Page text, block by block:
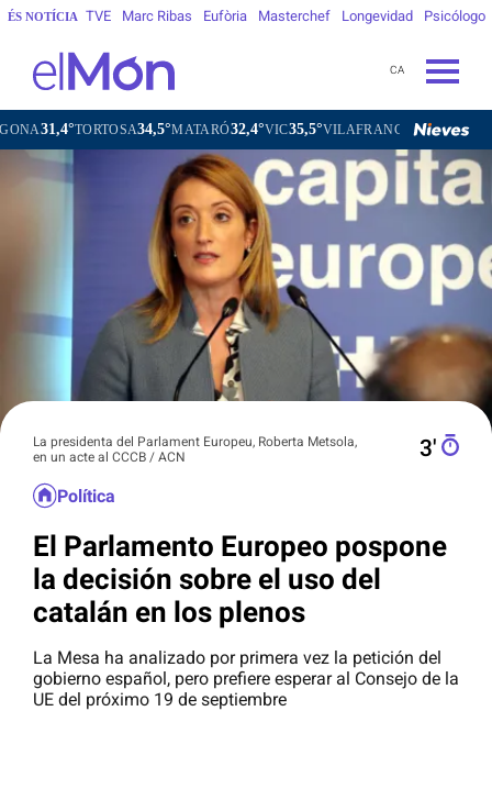
ÉS NOTÍCIA TVE Marc Ribas Eufòria Masterchef Longevidad Psicólogo
CA
34,5°MATARÓ32,4°VIC35,5°VILAFRANCA DEL PENEDÈS31,9°
La presidenta del Parlament Europeu, Roberta Metsola,
en un acte al CCCB / ACN
3′
Política
El Parlamento Europeo pospone
la decisión sobre el uso del
catalán en los plenos
La Mesa ha analizado por primera vez la petición del
gobierno español, pero prefiere esperar al Consejo de la
UE del próximo 19 de septiembre